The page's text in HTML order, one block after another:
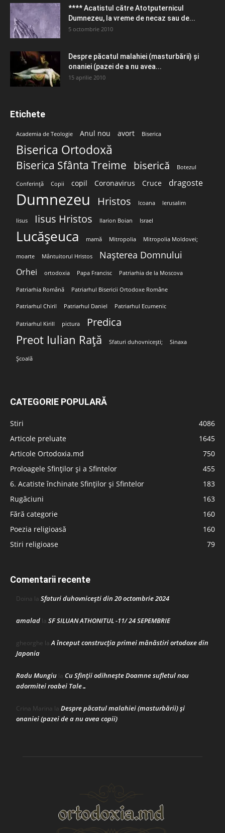
**** Acatistul către Atotputernicul
Dumnezeu, la vreme de necaz sau de...
5 octombrie 2010
Despre păcatul malahiei (masturbării) şi
onaniei (pazei de a nu avea...
15 aprilie 2010
Etichete
Academia de Teologie Anul nou avort Biserica
Biserica Ortodoxă
Biserica Sfânta Treime biserică Botezul
Conferință Copii copil Coronavirus Cruce dragoste
Dumnezeu Hristos Icoana Ierusalim
Iisus Iisus Hristos Ilarion Boian Israel
Lucășeuca mamă Mitropolia Mitropolia Moldovei;
moarte Mântuitorul Hristos Nașterea Domnului
Orhei ortodoxia Papa Francisc Patriarhia de la Moscova
Patriarhia Română Patriarhul Bisericii Ortodoxe Române
Patriarhul Chiril Patriarhul Daniel Patriarhul Ecumenic
Patriarhul Kirill pictura Predica
Preot Iulian Rață Sfaturi duhovnicești; Sinaxa
Școală
CATEGORIE POPULARĂ
Stiri
4086
Articole preluate
1645
Articole Ortodoxia.md
750
Proloagele Sfinților și a Sfintelor
455
6. Acatiste închinate Sfinților și Sfintelor
183
Rugăciuni
163
Fără categorie
160
Poezia religioasă
160
Stiri religioase
79
Comentarii recente
Doina la Sfaturi duhovnicești din 20 octombrie 2024
amalad la SF SILUAN ATHONITUL -11/ 24 SEPEMBRIE
gheorghe laA început construcţia primei mănăstiri ortodoxe din
Japonia
Radu Mungiu la Cu Sfinții odihnește Doamne sufletul nou
adormitei roabei Tale…
Crina Marina la Despre păcatul malahiei (masturbării) şi
onaniei (pazei de a nu avea copii)